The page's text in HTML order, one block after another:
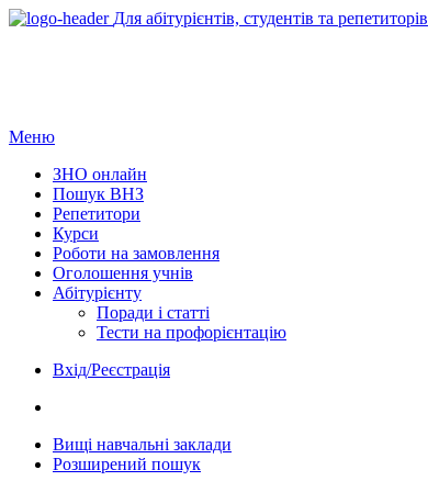
Для абітурієнтів, студентів та репетиторів
Меню
ЗНО онлайн
Пошук ВНЗ
Репетитори
Курси
Роботи на замовлення
Оголошення учнів
Абітурієнту
Поради і статті
Тести на профорієнтацію
Вхід/Реєстрація
Вищі навчальні заклади
Розширений пошук